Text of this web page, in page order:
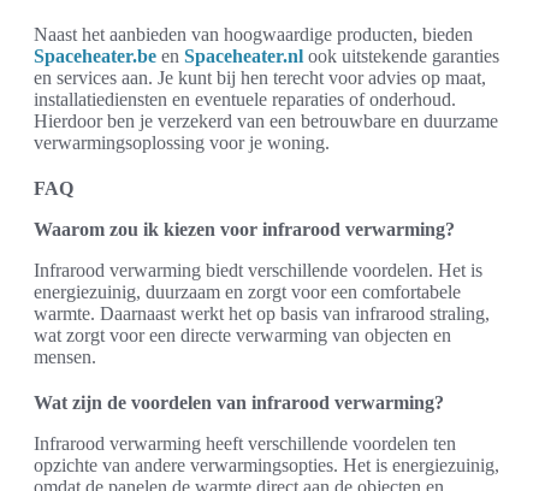
Naast het aanbieden van hoogwaardige producten, bieden
Spaceheater.be en Spaceheater.nl ook uitstekende garanties
en services aan. Je kunt bij hen terecht voor advies op maat,
installatiediensten en eventuele reparaties of onderhoud.
Hierdoor ben je verzekerd van een betrouwbare en duurzame
verwarmingsoplossing voor je woning.
FAQ
Waarom zou ik kiezen voor infrarood verwarming?
Infrarood verwarming biedt verschillende voordelen. Het is
energiezuinig, duurzaam en zorgt voor een comfortabele
warmte. Daarnaast werkt het op basis van infrarood straling,
wat zorgt voor een directe verwarming van objecten en
mensen.
Wat zijn de voordelen van infrarood verwarming?
Infrarood verwarming heeft verschillende voordelen ten
opzichte van andere verwarmingsopties. Het is energiezuinig,
omdat de panelen de warmte direct aan de objecten en